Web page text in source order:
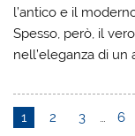
l’antico e il
Spesso, però, il
nell’eleganza di
1 2 3 6